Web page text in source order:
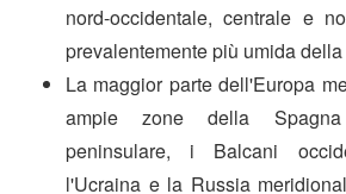
nord-occidentale, centrale e
prevalentemente più umida
La maggior parte dell'Europa
ampie zone della
peninsulare, i Balcani
l'Ucraina e la Russia